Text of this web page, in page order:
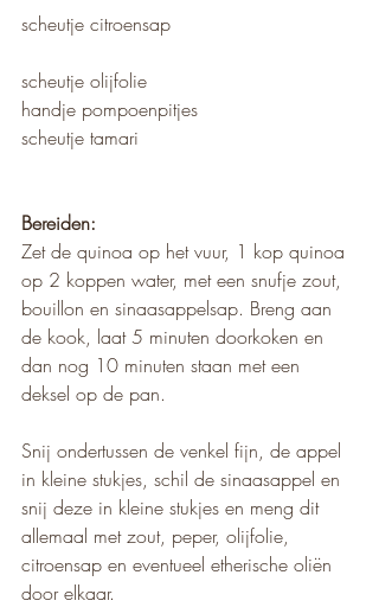
scheutje citroensap
scheutje olijfolie
handje pompoenpitjes
scheutje tamari
Bereiden:
Zet de quinoa op het vuur, 1 kop quinoa
op 2 koppen water, met een snufje zout,
bouillon en sinaasappelsap. Breng aan
de kook, laat 5 minuten doorkoken en
dan nog 10 minuten staan met een
deksel op de pan.
Snij ondertussen de venkel fijn, de appel
in kleine stukjes, schil de sinaasappel en
snij deze in kleine stukjes en meng dit
allemaal met zout, peper, olijfolie,
citroensap en eventueel etherische oliën
door elkaar.